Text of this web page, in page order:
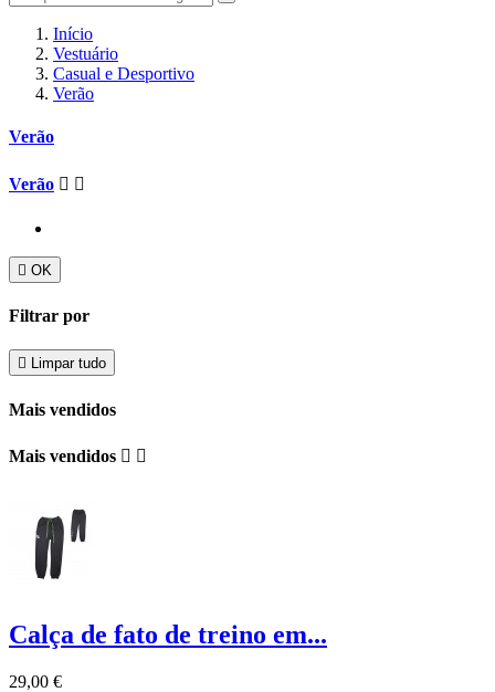
Início
Vestuário
Casual e Desportivo
Verão
Verão
Verão  
 OK
Filtrar por
 Limpar tudo
Mais vendidos
Mais vendidos  
Calça de fato de treino em...
29,00 €